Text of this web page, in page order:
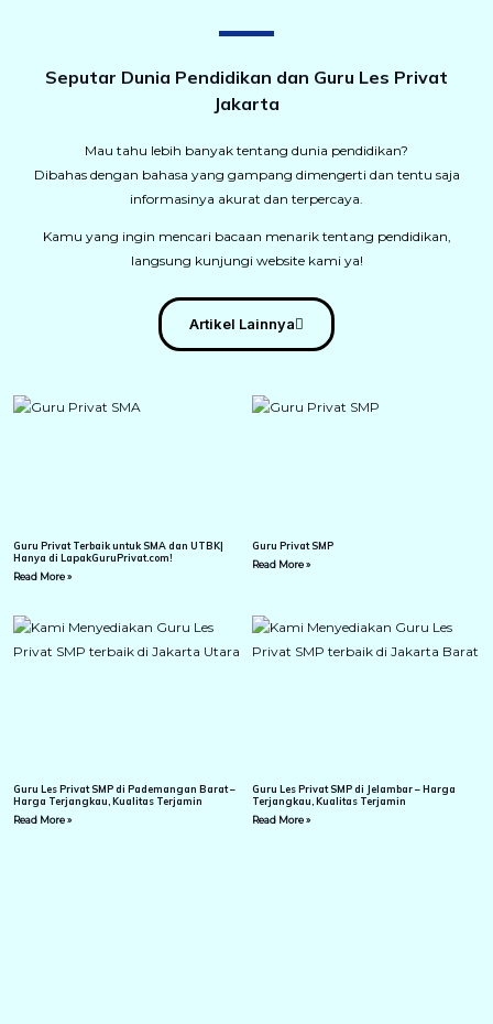
Seputar Dunia Pendidikan dan Guru Les Privat
Jakarta
Mau tahu lebih banyak tentang dunia pendidikan?
Dibahas dengan bahasa yang gampang dimengerti dan tentu saja
informasinya akurat dan terpercaya.
Kamu yang ingin mencari bacaan menarik tentang pendidikan,
langsung kunjungi website kami ya!
Artikel Lainnya
Guru Privat Terbaik untuk SMA dan UTBK|
Hanya di LapakGuruPrivat.com!
Read More »
Guru Privat SMP
Read More »
Guru Les Privat SMP di Pademangan Barat –
Harga Terjangkau, Kualitas Terjamin
Read More »
Guru Les Privat SMP di Jelambar – Harga
Terjangkau, Kualitas Terjamin
Read More »